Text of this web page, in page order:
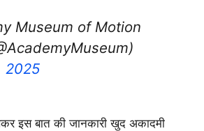
Museum of Motion
2025
इस बात की जानकारी खुद अकादमी